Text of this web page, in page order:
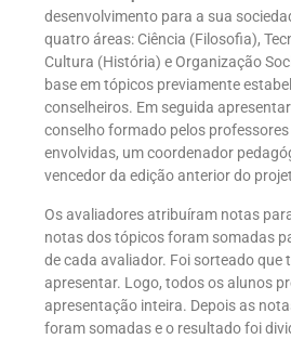
desenvolvimento para a sua
quatro áreas: Ciência (Filosofia),
Cultura (História) e Organização
base em tópicos previamente
conselheiros. Em seguida
conselho formado pelos
envolvidas, um coordenador
vencedor da edição anterior do
Os avaliadores atribuíram notas
notas dos tópicos foram somadas
de cada avaliador. Foi sorteado que
apresentar. Logo, todos os alunos
apresentação inteira. Depois as
foram somadas e o resultado foi